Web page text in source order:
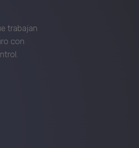
trabajan
con